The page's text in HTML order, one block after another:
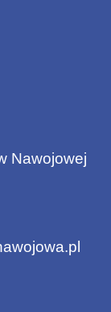
Nawojowej